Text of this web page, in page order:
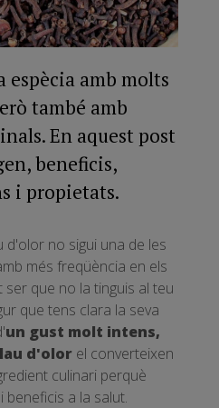
espècia amb molts
també amb
En aquest post
beneficis,
i propietats.
d'olor no sigui una de les
més freqüència en els
que no la tinguis al teu
que tens clara la seva
un gust molt intens,
d'olor el converteixen
culinari perquè
a la salut.